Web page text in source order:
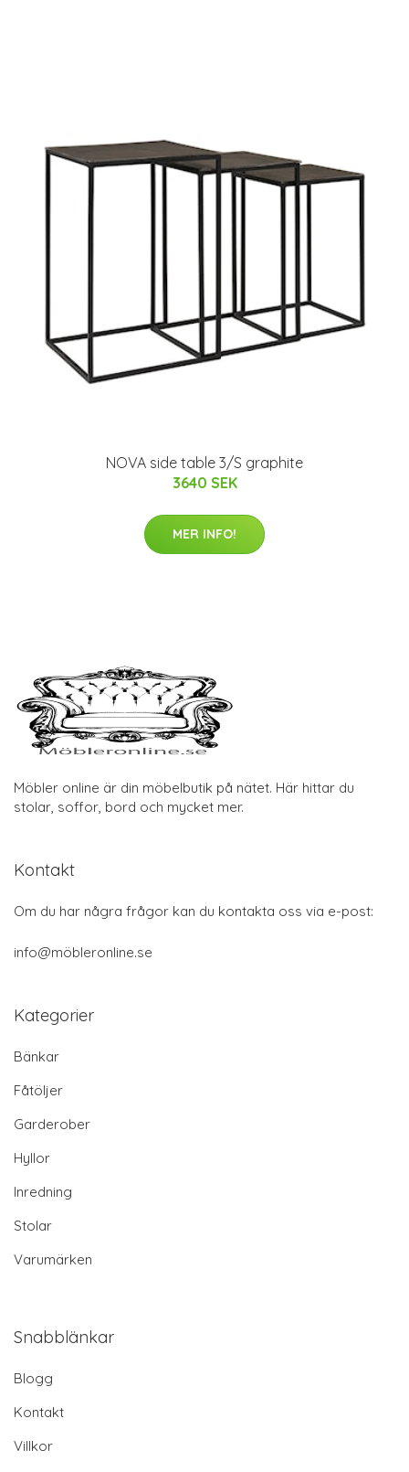
NOVA side table 3/S graphite
3640 SEK
MER INFO!
Möbler online är din möbelbutik på nätet. Här hittar du
stolar, soffor, bord och mycket mer.
Kontakt
Om du har några frågor kan du kontakta oss via e-post:
info@möbleronline.se
Kategorier
Bänkar
Fåtöljer
Garderober
Hyllor
Inredning
Stolar
Varumärken
Snabblänkar
Blogg
Kontakt
Villkor